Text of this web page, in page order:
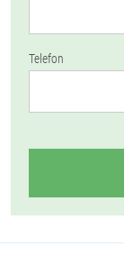
Telefon